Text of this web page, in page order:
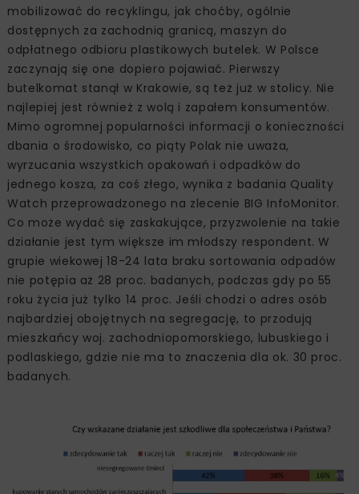
mobilizować do recyklingu, jak choćby, ogólnie
dostępnych za zachodnią granicą, maszyn do
odpłatnego odbioru plastikowych butelek. W Polsce
zaczynają się one dopiero pojawiać. Pierwszy
butelkomat stanął w Krakowie, są też już w stolicy. Nie
najlepiej jest również z wolą i zapałem konsumentów.
Mimo ogromnej popularności informacji o konieczności
dbania o środowisko, co piąty Polak nie uważa,
wyrzucania wszystkich opakowań i odpadków do
jednego kosza, za coś złego, wynika z badania Quality
Watch przeprowadzonego na zlecenie BIG InfoMonitor.
Co może wydać się zaskakujące, przyzwolenie na takie
działanie jest tym większe im młodszy respondent. W
grupie wiekowej 18-24 lata braku sortowania odpadów
nie potępia aż 28 proc. badanych, podczas gdy po 55
roku życia już tylko 14 proc. Jeśli chodzi o adres osób
najbardziej obojętnych na segregację, to przodują
mieszkańcy woj. zachodniopomorskiego, lubuskiego i
podlaskiego, gdzie nie ma to znaczenia dla ok. 30 proc.
badanych.